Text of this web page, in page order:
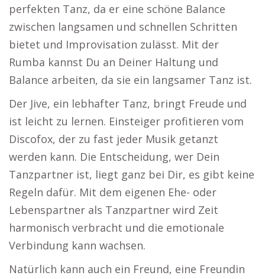
perfekten Tanz, da er eine schöne Balance
zwischen langsamen und schnellen Schritten
bietet und Improvisation zulässt. Mit der
Rumba kannst Du an Deiner Haltung und
Balance arbeiten, da sie ein langsamer Tanz ist.
Der Jive, ein lebhafter Tanz, bringt Freude und
ist leicht zu lernen. Einsteiger profitieren vom
Discofox, der zu fast jeder Musik getanzt
werden kann. Die Entscheidung, wer Dein
Tanzpartner ist, liegt ganz bei Dir, es gibt keine
Regeln dafür. Mit dem eigenen Ehe- oder
Lebenspartner als Tanzpartner wird Zeit
harmonisch verbracht und die emotionale
Verbindung kann wachsen.
Natürlich kann auch ein Freund, eine Freundin